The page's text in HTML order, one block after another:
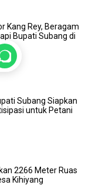
Kang Rey, Beragam
Bupati Subang di
Subang Siapkan
untuk Petani
2266 Meter Ruas
Kihiyang